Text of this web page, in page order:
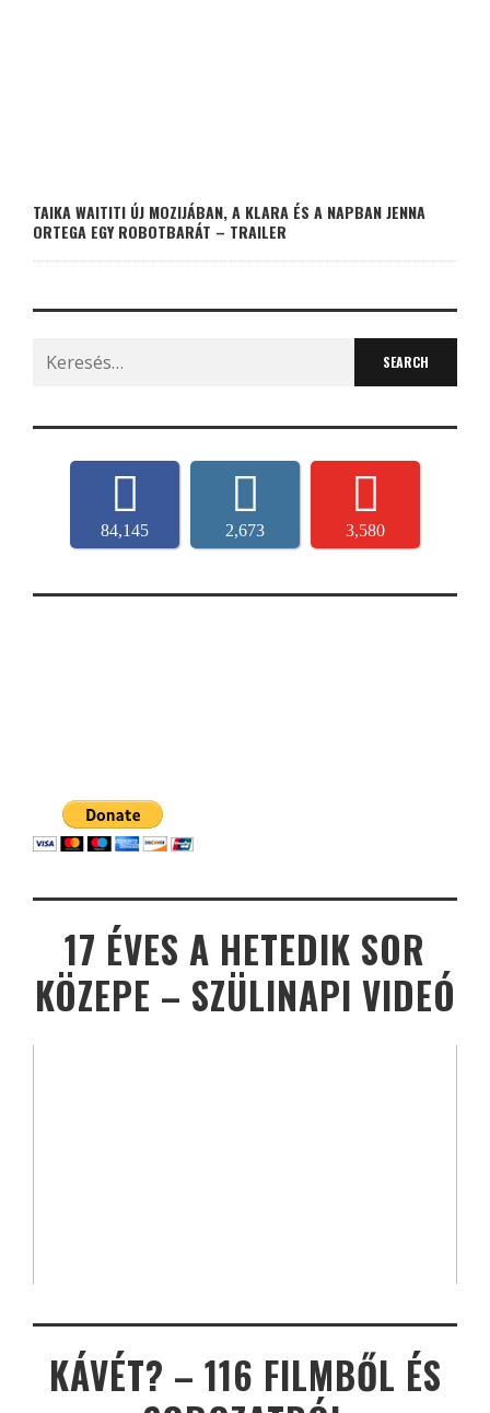
TAIKA WAITITI ÚJ MOZIJÁBAN, A KLARA ÉS A NAPBAN JENNA
ORTEGA EGY ROBOTBARÁT – TRAILER
Search
for:
84,145 2,673 3,580
17 ÉVES A HETEDIK SOR
KÖZEPE – SZÜLINAPI VIDEÓ
KÁVÉT? – 116 FILMBŐL ÉS